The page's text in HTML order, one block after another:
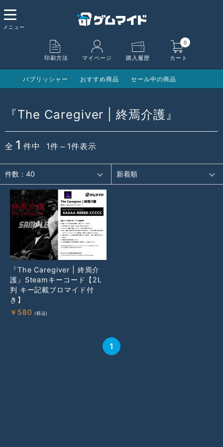
印刷方法 マイページ 購入履歴 カート
0
パブリッシャー おすすめ商品 セール中の商品
『The Caregiver | 終焉介護』
全 1 件中 1件～1件表示
『The Caregiver | 終焉介
護』Steamキーコード【2L
判 キー記載ブロマイド付
き】
￥ 580
1